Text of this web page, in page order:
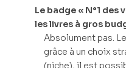
Le badge « N°1
les livres à gros
Absolument pas.
grâce à un choix
(niche), il est